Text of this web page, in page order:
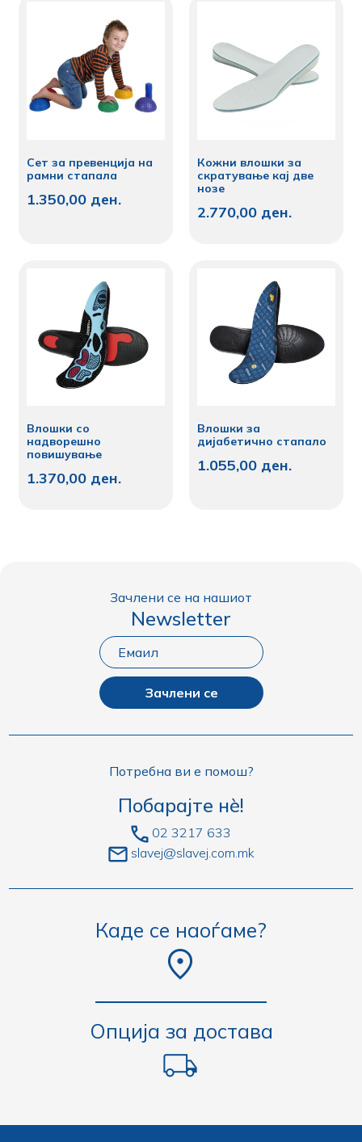
Сет за превенција на
рамни стапала
1.350,00 ден.
Кожни влошки за
скратување кај две
нозе
2.770,00 ден.
Влошки со
надворешно
повишување
1.370,00 ден.
Влошки за
дијабетично стапало
1.055,00 ден.
Зачлени се на нашиот
Newsletter
Зачлени се
Потребна ви е помош?
Побарајте нè!
02 3217 633
slavej@slavej.com.mk
Каде се наоѓаме?
Опција за достава